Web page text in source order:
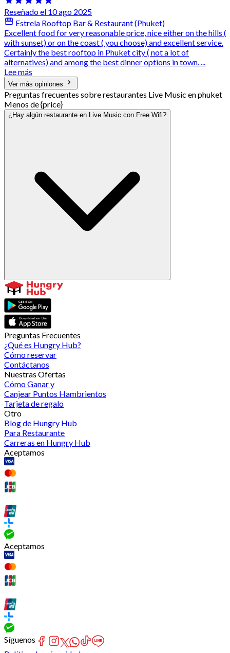
Reseñado el 10 ago 2025
Estrela Rooftop Bar & Restaurant (Phuket)
Excellent food for very reasonable price, nice either on the hills (
with sunset) or on the coast ( you choose) and excellent service.
Certainly the best rooftop in Phuket city ( not a lot of
alternatives) and among the best dinner options in town. ...
Lee más
Ver más opiniones
Preguntas frecuentes sobre restaurantes Live Music en phuket
Menos de {price}
¿Hay algún restaurante en Live Music con Free Wifi?
Preguntas Frecuentes
¿Qué es Hungry Hub?
Cómo reservar
Contáctanos
Nuestras Ofertas
Cómo Ganar y
Canjear Puntos Hambrientos
Tarjeta de regalo
Otro
Blog de Hungry Hub
Para Restaurante
Carreras en Hungry Hub
Aceptamos
Aceptamos
Síguenos